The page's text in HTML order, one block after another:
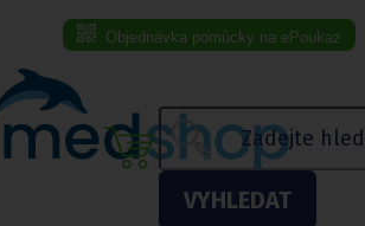
Objednávka pomůcky na ePoukaz
VYHLEDAT